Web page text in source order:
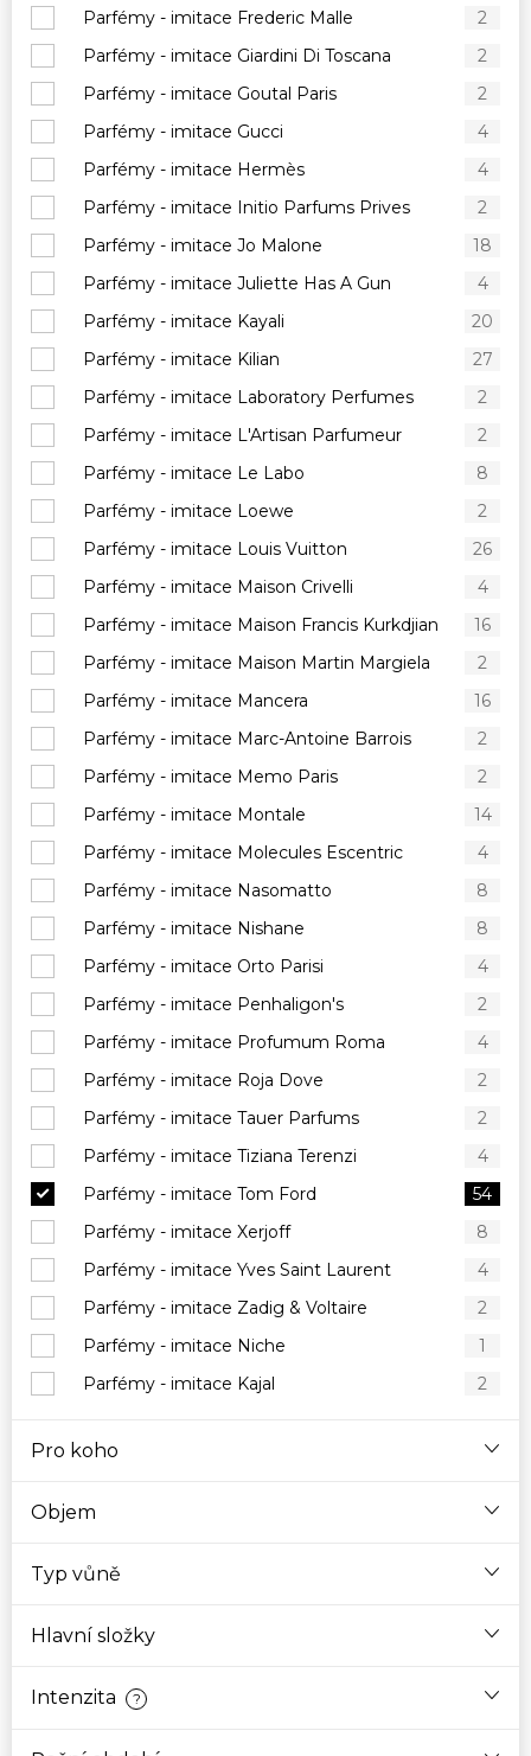
Parfémy - imitace Frederic Malle
2
Parfémy - imitace Giardini Di Toscana
2
Parfémy - imitace Goutal Paris
2
Parfémy - imitace Gucci
4
Parfémy - imitace Hermès
4
Parfémy - imitace Initio Parfums Prives
2
Parfémy - imitace Jo Malone
18
Parfémy - imitace Juliette Has A Gun
4
Parfémy - imitace Kayali
20
Parfémy - imitace Kilian
27
Parfémy - imitace Laboratory Perfumes
2
Parfémy - imitace L'Artisan Parfumeur
2
Parfémy - imitace Le Labo
8
Parfémy - imitace Loewe
2
Parfémy - imitace Louis Vuitton
26
Parfémy - imitace Maison Crivelli
4
Parfémy - imitace Maison Francis Kurkdjian
16
Parfémy - imitace Maison Martin Margiela
2
Parfémy - imitace Mancera
16
Parfémy - imitace Marc-Antoine Barrois
2
Parfémy - imitace Memo Paris
2
Parfémy - imitace Montale
14
Parfémy - imitace Molecules Escentric
4
Parfémy - imitace Nasomatto
8
Parfémy - imitace Nishane
8
Parfémy - imitace Orto Parisi
4
Parfémy - imitace Penhaligon's
2
Parfémy - imitace Profumum Roma
4
Parfémy - imitace Roja Dove
2
Parfémy - imitace Tauer Parfums
2
Parfémy - imitace Tiziana Terenzi
4
Parfémy - imitace Tom Ford
54
Parfémy - imitace Xerjoff
8
Parfémy - imitace Yves Saint Laurent
4
Parfémy - imitace Zadig & Voltaire
2
Parfémy - imitace Niche
1
Parfémy - imitace Kajal
2
Pro koho
Objem
Typ vůně
Hlavní složky
Intenzita ?